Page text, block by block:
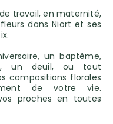
travail, en maternité,
fleurs dans Niort et ses
un baptême,
un deuil, ou tout
compositions florales
de votre vie.
proches en toutes